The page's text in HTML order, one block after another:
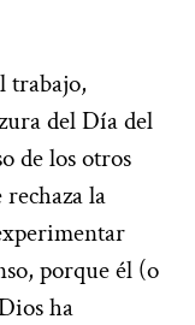
trabajo,
del Día del
de los otros
la
porque él (o
ha